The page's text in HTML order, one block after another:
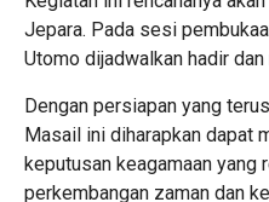
Jepara. Pada sesi
Utomo dijadwalkan hadir
Dengan persiapan yang
Masail ini diharapkan dapat
keputusan keagamaan yang
perkembangan zaman dan